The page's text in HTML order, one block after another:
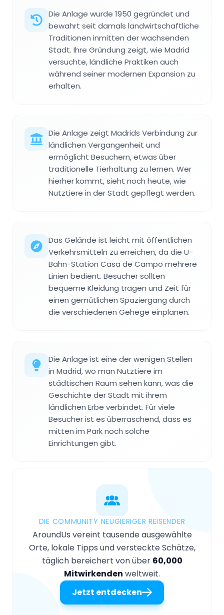
Die Anlage wurde 1950 gegründet und
bewahrt seit damals landwirtschaftliche
Traditionen inmitten der wachsenden
Stadt. Ihre Gründung zeigt, wie Madrid
versuchte, ländliche Praktiken auch
während seiner modernen Expansion zu
erhalten.
Die Anlage zeigt Madrids Verbindung zur
ländlichen Vergangenheit und
ermöglicht Besuchern, etwas über
traditionelle Tierhaltung zu lernen. Wer
hierher kommt, sieht noch heute, wie
Nutztiere in der Stadt gepflegt werden.
Das Gelände ist leicht mit öffentlichen
Verkehrsmitteln zu erreichen, da die U-
Bahn-Station Casa de Campo mehrere
Linien bedient. Besucher sollten
bequeme Kleidung tragen und Zeit für
einen gemütlichen Spaziergang durch
die verschiedenen Gehege einplanen.
Die Anlage ist eine der wenigen Stellen
in Madrid, wo man Nutztiere im
städtischen Raum sehen kann, was die
Geschichte der Stadt mit ihrem
ländlichen Erbe verbindet. Für viele
Besucher ist es überraschend, dass es
mitten im Park noch solche
Einrichtungen gibt.
DIE COMMUNITY NEUGIERIGER REISENDER
AroundUs vereint tausende ausgewählte
Orte, lokale Tipps und versteckte Schätze,
täglich bereichert von über 60,000
Mitwirkenden weltweit.
Jetzt entdecken